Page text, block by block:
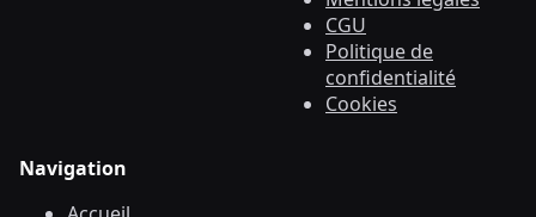
CGU
Politique de
confidentialité
Cookies
Navigation